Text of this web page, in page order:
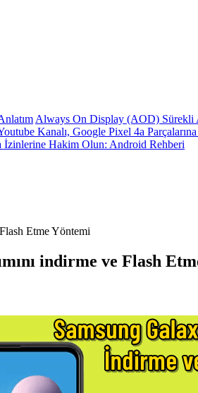
Always On Display (AOD) Sürekli
Kanalı, Google Pixel 4a Parçalarına
İzinlerine Hakim Olun: Android Rehberi
Etme Yöntemi
indirme ve Flash